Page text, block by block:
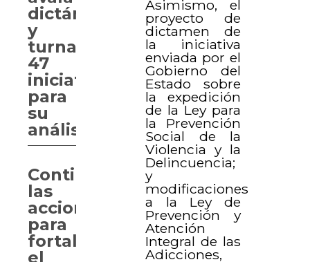
Asimismo, el
proyecto de
dictamen de
la iniciativa
enviada por el
Gobierno del
Estado sobre
la expedición
de la Ley para
la Prevención
Social de la
Violencia y la
Delincuencia;
y
modificaciones
a la Ley de
Prevención y
Atención
Integral de las
Adicciones,
dictámenes
y
turna
47
iniciativas
para
su
análisis
Continúan
las
acciones
para
fortalecer
el